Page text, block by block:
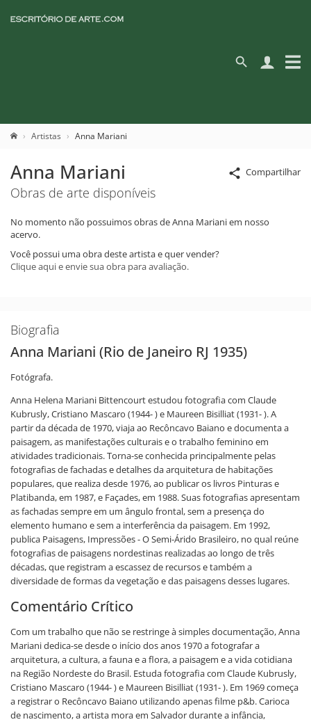
Artistas Anna Mariani
Compartilhar
Anna Mariani
Obras de arte disponíveis
No momento não possuimos obras de Anna Mariani em nosso
acervo.
Você possui uma obra deste artista e quer vender?
Clique aqui e envie sua obra para avaliação.
Biografia
Anna Mariani (Rio de Janeiro RJ 1935)
Fotógrafa.
Anna Helena Mariani Bittencourt estudou fotografia com Claude
Kubrusly, Cristiano Mascaro (1944- ) e Maureen Bisilliat (1931- ). A
partir da década de 1970, viaja ao Recôncavo Baiano e documenta a
paisagem, as manifestações culturais e o trabalho feminino em
atividades tradicionais. Torna-se conhecida principalmente pelas
fotografias de fachadas e detalhes da arquitetura de habitações
populares, que realiza desde 1976, ao publicar os livros Pinturas e
Platibanda, em 1987, e Façades, em 1988. Suas fotografias apresentam
as fachadas sempre em um ângulo frontal, sem a presença do
elemento humano e sem a interferência da paisagem. Em 1992,
publica Paisagens, Impressões - O Semi-Árido Brasileiro, no qual reúne
fotografias de paisagens nordestinas realizadas ao longo de três
décadas, que registram a escassez de recursos e também a
diversidade de formas da vegetação e das paisagens desses lugares.
Comentário Crítico
Com um trabalho que não se restringe à simples documentação, Anna
Mariani dedica-se desde o início dos anos 1970 a fotografar a
arquitetura, a cultura, a fauna e a flora, a paisagem e a vida cotidiana
na Região Nordeste do Brasil. Estuda fotografia com Claude Kubrusly,
Cristiano Mascaro (1944- ) e Maureen Bisilliat (1931- ). Em 1969 começa
a registrar o Recôncavo Baiano utilizando apenas filme p&b. Carioca
de nascimento, a artista mora em Salvador durante a infância,